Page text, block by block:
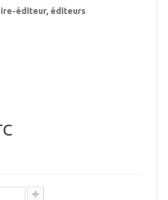
éditeur, éditeurs